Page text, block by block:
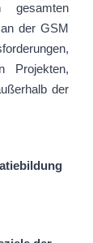
gesamten
der GSM
Projekten,
der